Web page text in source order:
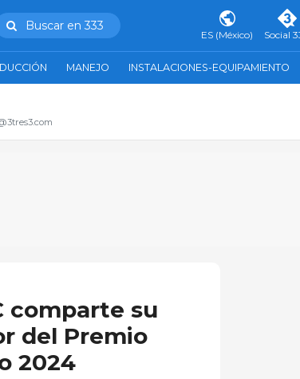
Buscar en 333
ES (México) Social
MANEJO INSTALACIONES-EQUIPAMIENTO
comparte su
del Premio
2024